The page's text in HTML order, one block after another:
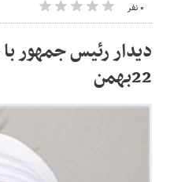
۰ نفر
دیدار رئیس جمهور
22بهمن